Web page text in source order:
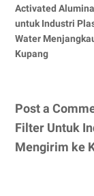
Activated
untuk Industri
Water
Kupang
Post a
Filter Untuk
Mengirim ke